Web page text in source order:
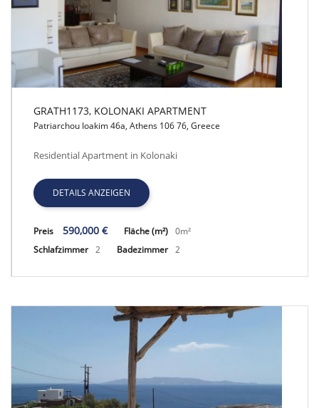
GRATH1173, KOLONAKI APARTMENT
GRATH1173, KOLONAKI APARTMENT
Patriarchou Ioakim 46a, Athens 106 76, Greece
Residential Apartment in Kolonaki
DETAILS ANZEIGEN
Preis 590,000 € Fläche (m²) 0m²
Schlafzimmer 2 Badezimmer 2